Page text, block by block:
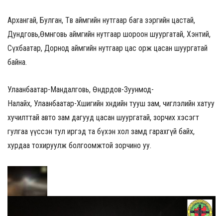
Архангай, Булган, Төв аймгийн нутгаар бага зэргийн цастай,
Дундговь,Өмнөговь аймгийн нутгаар шороон шуургатай, Хэнтий,
Сүхбаатар, Дорнод аймгийн нутгаар цас орж цасан шуургатай
байна.
Улаанбаатар-Мандалговь, Өндөрдов-Зуунмод-
Налайх, Улаанбаатар-Хөшигийн хөндийн тууш зам, чиглэлийн хатуу
хучилттай авто зам дагууд цасан шуургатай, зорчих хэсэгт
гулгаа үүссэн тул иргэд та бүхэн хол замд гарахгүй байх,
хурдаа тохируулж болгоомжтой зорчино уу.